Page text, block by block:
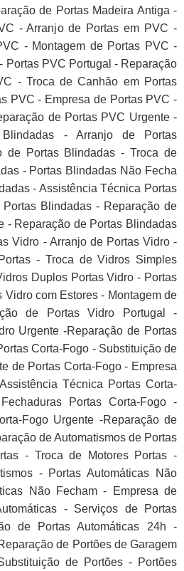
de Portas Madeira Antiga -
- Arranjo de Portas em PVC -
- Montagem de Portas PVC -
Portas PVC Portugal - Reparação
- Troca de Canhão em Portas
PVC - Empresa de Portas PVC -
de Portas PVC Urgente -
- Arranjo de Portas
de Portas Blindadas - Troca de
- Portas Blindadas Não Fecha
- Assistência Técnica Portas
Blindadas - Reparação de
- Reparação de Portas Blindadas
Vidro - Arranjo de Portas Vidro -
- Troca de Vidros Simples
Duplos Portas Vidro - Portas
com Estores - Montagem de
de Portas Vidro Portugal -
Urgente -Reparação de Portas
Corta-Fogo - Substituição de
de Portas Corta-Fogo - Empresa
Técnica Portas Corta-
Portas Corta-Fogo -
Fogo Urgente -Reparação de
de Automatismos de Portas
- Troca de Motores Portas -
- Portas Automáticas Não
Não Fecham - Empresa de
- Serviços de Portas
de Portas Automáticas 24h -
de Portões de Garagem
de Portões - Portões